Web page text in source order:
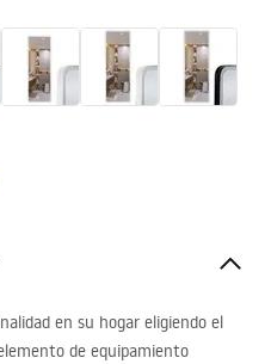
en su hogar eligiendo el
de equipamiento